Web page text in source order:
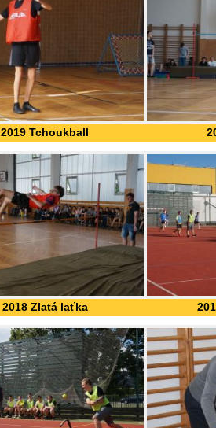
2019 Tchoukball
2018 Zlatá laťka